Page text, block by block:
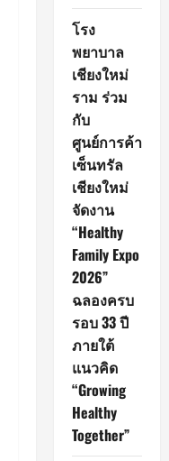
โรง
พยาบาล
เชียงใหม่
ราม ร่วม
กับ
ศูนย์การค้า
เซ็นทรัล
เชียงใหม่
จัดงาน
“Healthy
Family Expo
2026”
ฉลองครบ
รอบ 33 ปี
ภายใต้
แนวคิด
“Growing
Healthy
Together”